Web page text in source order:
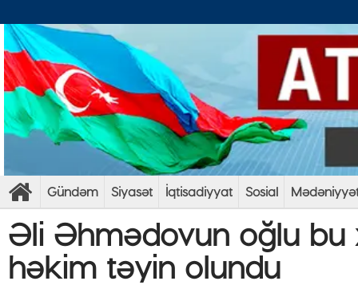
Gündəm Siyasət İqtisadiyyat Sosial
Əli Əhmədovun oğlu bu
həkim təyin olundu